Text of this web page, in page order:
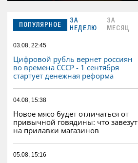
ПОПУЛЯРНОЕ
ЗА
НЕДЕЛЮ
ЗА
МЕСЯЦ
03.08, 22:45
Цифровой рубль вернет россиян
во времена СССР - 1 сентября
стартует денежная реформа
04.08, 15:38
Новое мясо будет отличаться от
привычной говядины: что завезут
на прилавки магазинов
05.08, 15:16